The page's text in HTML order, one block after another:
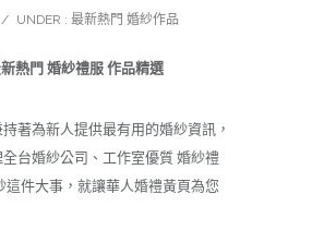
/ UNDER : 最新熱門 婚紗作品
熱門 婚紗禮服 作品精選
著為新人提供最有用的婚紗資訊，
台婚紗公司、工作室優質 婚紗禮
這件大事，就讓華人婚禮黃頁為您